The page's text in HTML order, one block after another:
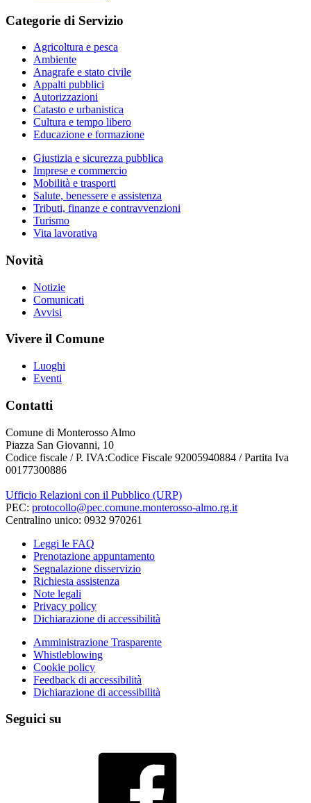
Categorie di Servizio
Agricoltura e pesca
Ambiente
Anagrafe e stato civile
Appalti pubblici
Autorizzazioni
Catasto e urbanistica
Cultura e tempo libero
Educazione e formazione
Giustizia e sicurezza pubblica
Imprese e commercio
Mobilità e trasporti
Salute, benessere e assistenza
Tributi, finanze e contravvenzioni
Turismo
Vita lavorativa
Novità
Notizie
Comunicati
Avvisi
Vivere il Comune
Luoghi
Eventi
Contatti
Comune di Monterosso Almo
Piazza San Giovanni, 10
Codice fiscale / P. IVA:Codice Fiscale 92005940884 / Partita Iva
00177300886
Ufficio Relazioni con il Pubblico (URP)
PEC: protocollo@pec.comune.monterosso-almo.rg.it
Centralino unico: 0932 970261
Leggi le FAQ
Prenotazione appuntamento
Segnalazione disservizio
Richiesta assistenza
Note legali
Privacy policy
Dichiarazione di accessibilità
Amministrazione Trasparente
Whistleblowing
Cookie policy
Feedback di accessibilità
Dichiarazione di accessibilità
Seguici su